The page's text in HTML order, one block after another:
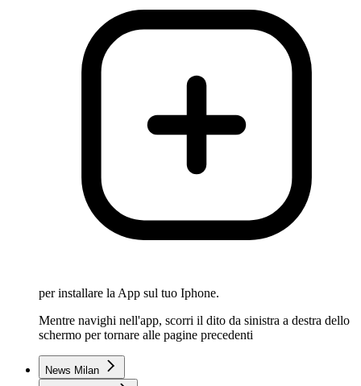
per installare la App sul tuo Iphone.
Mentre navighi nell'app, scorri il dito da sinistra a destra dello
schermo per tornare alle pagine precedenti
News Milan